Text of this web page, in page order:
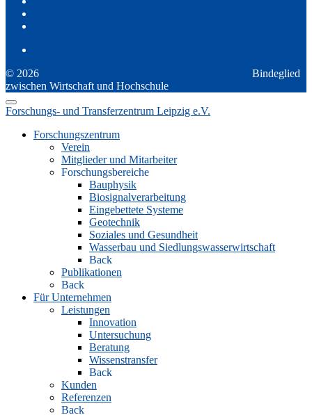
© 2026
Bindeglied
zwischen Wirtschaft und Hochschule
Forschungs- und Transferzentrum Leipzig e.V.
Forschungszentrum
Verein
Mitglieder und Mitarbeiter
Forschungsbereiche
Bauphysik
Biosignalverarbeitung
Eingebettete Systeme
Geotechnik
Soziales und Gesundheit
Wasserbau und Siedlungswasserwirtschaft
Back
Publikationen
Back
Für Unternehmen
Leistungen
Innovation
Untersuchung
Beratung
Wissenstransfer
Back
Kunden
Referenzen
Back